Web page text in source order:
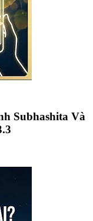
Subhashita Và